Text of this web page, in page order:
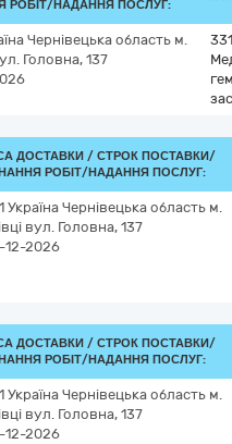
РОБІТ/НАДАННЯ ПОСЛУГ:
Чернівецька область м.
Головна, 137
ДОСТАВКИ / СТРОК ПОСТАВКИ/
РОБІТ/НАДАННЯ ПОСЛУГ:
Україна Чернівецька область м.
вул. Головна, 137
12-2026
ДОСТАВКИ / СТРОК ПОСТАВКИ/
РОБІТ/НАДАННЯ ПОСЛУГ:
Україна Чернівецька область м.
вул. Головна, 137
12-2026